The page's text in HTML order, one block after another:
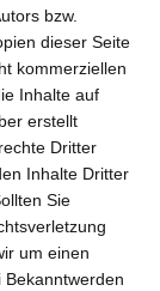
bzw.
dieser Seite
kommerziellen
Inhalte auf
erstellt
Dritter
Inhalte Dritter
Sie
um einen